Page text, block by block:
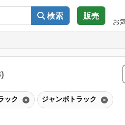
検索 販売
お
ック ジャンボトラック